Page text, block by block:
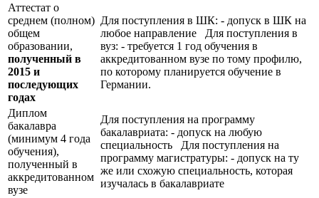
Аттестат о
среднем (полном)
общем
образовании,
полученный в
2015 и
последующих
годах
Для поступления в ШК: - допуск в ШК на
любое направление Для поступления в
вуз: - требуется 1 год обучения в
аккредитованном вузе по тому профилю,
по которому планируется обучение в
Германии.
Диплом
бакалавра
(минимум 4 года
обучения),
полученный в
аккредитованном
вузе
Для поступления на программу
бакалавриата: - допуск на любую
специальность Для поступления на
программу магистратуры: - допуск на ту
же или схожую специальность, которая
изучалась в бакалавриате